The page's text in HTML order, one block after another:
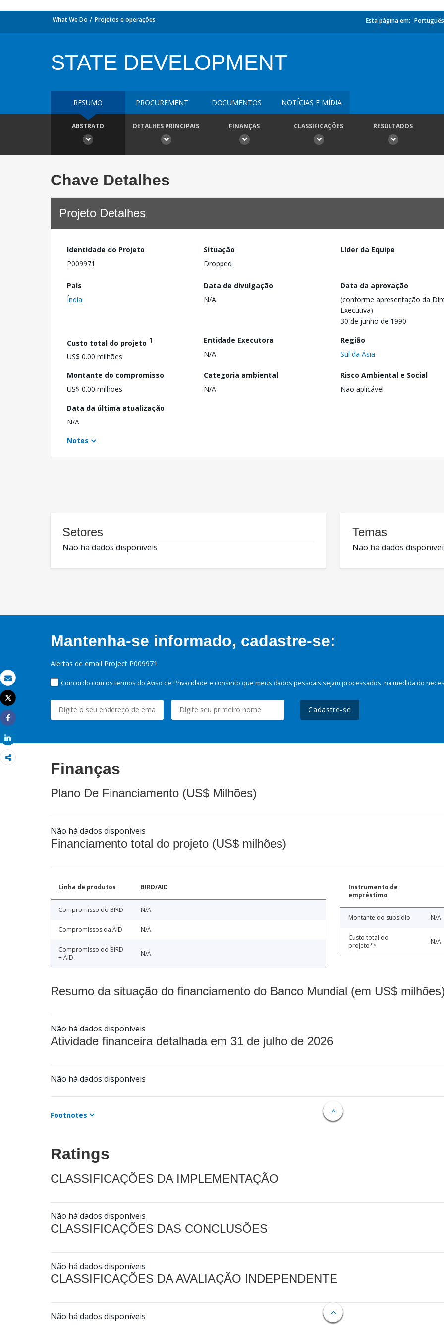
Email
Imprimir
Tweet
Share
What We Do Projetos e operações Esta página em: Português
STATE DEVELOPMENT
RESUMO PROCUREMENT DOCUMENTOS NOTÍCIAS E MÍDIA
ABSTRATO DETALHES PRINCIPAIS FINANÇAS CLASSIFICAÇÕES RESULTADOS
Chave Detalhes
Projeto Detalhes
Identidade do Projeto
P009971
Situação
Dropped
Líder da Equipe
País
Índia
Data de divulgação
N/A
Data da aprovação
(conforme apresentação da
Executiva)
30 de junho de 1990
Custo total do projeto 1
US$ 0.00 milhões
Entidade Executora
N/A
Região
Sul da Ásia
Montante do compromisso
US$ 0.00 milhões
Categoria ambiental
N/A
Risco Ambiental e Social
Não aplicável
Data da última atualização
N/A
Notes
Setores
Não há dados disponíveis
Temas
Não há dados
Mantenha-se informado, cadastre-se:
Alertas de email Project P009971
Concordo com os termos do Aviso de Privacidade e consinto que meus dados pessoais sejam processados, na medida do
Cadastre-se
Finanças
Plano De Financiamento (US$ Milhões)
Não há dados disponíveis
Financiamento total do projeto (US$ milhões)
Linha de produtos BIRD/AID
Compromisso do BIRD N/A
Compromissos da AID N/A
Compromisso do BIRD
+ AID
N/A
Instrumento de
empréstimo
Montante do subsídio N/A
Custo total do
projeto**
N/A
Resumo da situação do financiamento do Banco Mundial (em US$
Não há dados disponíveis
Atividade financeira detalhada em 31 de julho de 2026
Não há dados disponíveis
Footnotes
Ratings
CLASSIFICAÇÕES DA IMPLEMENTAÇÃO
Não há dados disponíveis
CLASSIFICAÇÕES DAS CONCLUSÕES
Não há dados disponíveis
CLASSIFICAÇÕES DA AVALIAÇÃO INDEPENDENTE
Não há dados disponíveis